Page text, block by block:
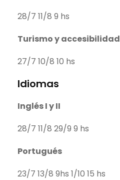
28/7 11/8 9 hs
Turismo y accesibilidad
27/7 10/8 10 hs
Idiomas
Inglés I y II
28/7 11/8 29/9 9 hs
Portugués
23/7 13/8 9hs 1/10 15 hs